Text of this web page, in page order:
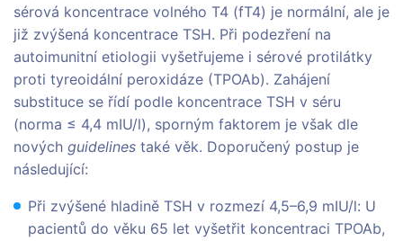
sérová koncentrace volného T4 (fT4) je normální, ale je
již zvýšená koncentrace TSH. Při podezření na
autoimunitní etiologii vyšetřujeme i sérové protilátky
proti tyreoidální peroxidáze (TPOAb). Zahájení
substituce se řídí podle koncentrace TSH v séru
(norma ≤ 4,4 mIU/l), sporným faktorem je však dle
nových guidelines také věk. Doporučený postup je
následující:
Při zvýšené hladině TSH v rozmezí 4,5–6,9 mIU/l: U
pacientů do věku 65 let vyšetřit koncentraci TPOAb,